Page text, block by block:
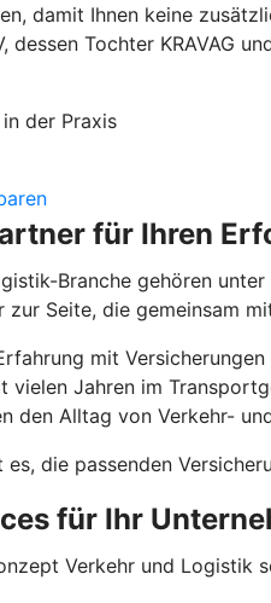
damit Ihnen keine
dessen Tochter KRAVAG
der Praxis
für Ihren
Branche gehören
Seite, die gemeinsam
mit
vielen Jahren im
den Alltag von Verkehr-
es, die passenden
für Ihr
Verkehr und Logistik